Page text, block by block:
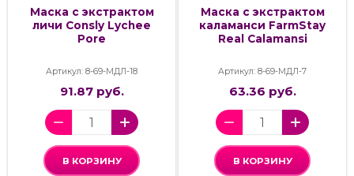
Маска с экстрактом
личи Consly Lychee
Pore
Артикул: 8-69-МДЛ-18
91.87 руб.
В КОРЗИНУ
Маска с экстрактом
каламанси FarmStay
Real Calamansi
Артикул: 8-69-МДЛ-7
63.36 руб.
В КОРЗИНУ